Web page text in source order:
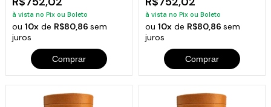
à vista no Pix ou Boleto
ou10x de R$80,86sem
juros
Comprar
à vista no Pix ou Boleto
ou 10xde R$80,86 sem
juros
Comprar